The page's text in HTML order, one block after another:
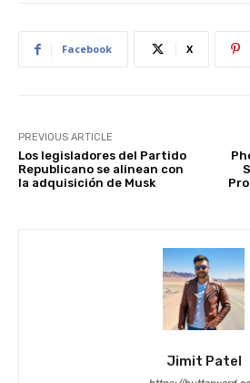
p
Facebook X
PREVIOUS ARTICLE
Los legisladores del Partido
Republicano se alinean con
la adquisición de Musk
Jimit Patel